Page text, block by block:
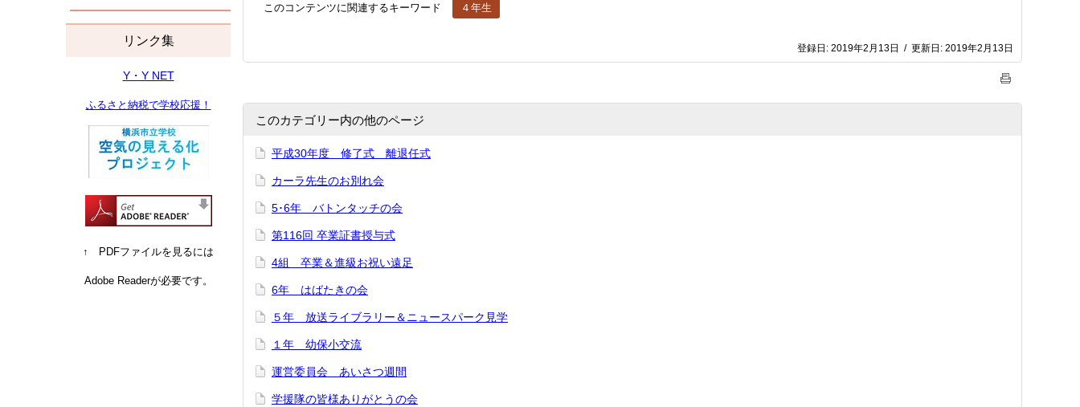
リンク集
Y・Y NET
ふるさと納税で学校応援！
↑ PDFファイルを見るには
Adobe Readerが必要です。
このコンテンツに関連するキーワード ４年生
登録日: 2019年2月13日 / 更新日: 2019年2月13日
このカテゴリー内の他のページ
平成30年度 修了式 離退任式
カーラ先生のお別れ会
5･6年 バトンタッチの会
第116回 卒業証書授与式
4組 卒業＆進級お祝い遠足
6年 はばたきの会
５年 放送ライブラリー＆ニュースパーク見学
１年 幼保小交流
運営委員会 あいさつ週間
学援隊の皆様ありがとうの会